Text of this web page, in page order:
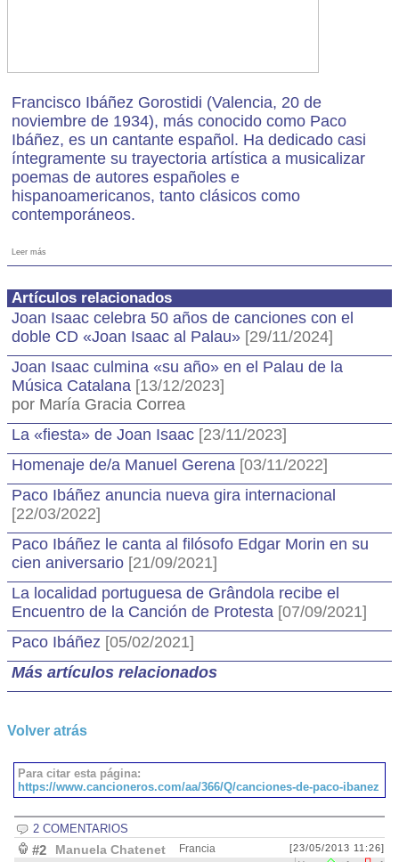
Francisco Ibáñez Gorostidi (Valencia, 20 de
noviembre de 1934), más conocido como Paco
Ibáñez, es un cantante español. Ha dedicado casi
íntegramente su trayectoria artística a musicalizar
poemas de autores españoles e
hispanoamericanos, tanto clásicos como
contemporáneos.
Leer más
Artículos relacionados
Joan Isaac celebra 50 años de canciones con el
doble CD «Joan Isaac al Palau» [29/11/2024]
Joan Isaac culmina «su año» en el Palau de la
Música Catalana [13/12/2023]
por María Gracia Correa
La «fiesta» de Joan Isaac [23/11/2023]
Homenaje de/a Manuel Gerena [03/11/2022]
Paco Ibáñez anuncia nueva gira internacional
[22/03/2022]
Paco Ibáñez le canta al filósofo Edgar Morin en su
cien aniversario [21/09/2021]
La localidad portuguesa de Grândola recibe el
Encuentro de la Canción de Protesta [07/09/2021]
Paco Ibáñez [05/02/2021]
Más artículos relacionados
Volver atrás
Para citar esta página:
https://www.cancioneros.com/aa/366/Q/canciones-de-paco-ibanez
2 COMENTARIOS
#2 Manuela Chatenet Francia [23/05/2013 11:26]